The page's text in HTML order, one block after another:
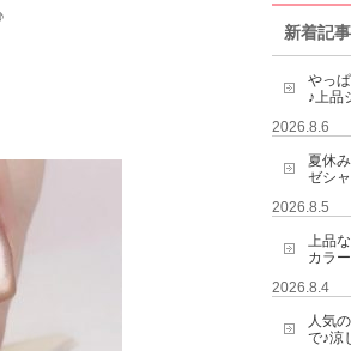
新着記事
やっ
♪上品
2026.8.6
夏休
ゼシ
2026.8.5
上品
カラ
2026.8.4
人気
で♪涼